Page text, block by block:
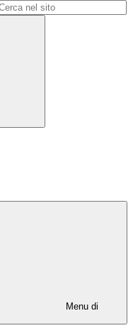
Menu di